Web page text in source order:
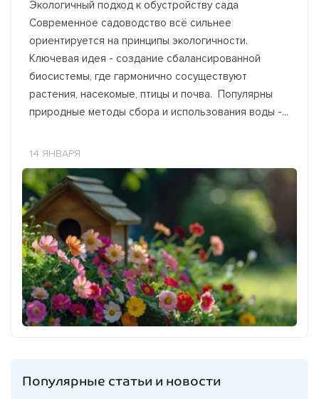
Экологичный подход к обустройству сада
Современное садоводство всё сильнее
ориентируется на принципы экологичности.
Ключевая идея - создание сбалансированной
биосистемы, где гармонично сосуществуют
растения, насекомые, птицы и почва. Популярны
природные методы сбора и использования воды -...
14 ЯНВАРЯ
Популярные статьи и новости